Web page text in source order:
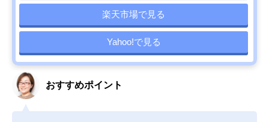
楽天市場で見る
Yahoo!で見る
おすすめポイント